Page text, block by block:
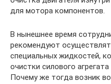
для мотора компонентов.
В нынешнее время
рекомендуют
специальных жидкостей,
очистки силового
Почему же тогда возник